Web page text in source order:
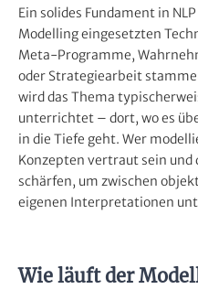
Ein solides Fundament in
Modelling eingesetzten
Meta-Programme,
oder Strategiearbeit
wird das Thema
unterrichtet – dort, wo es
in die Tiefe geht. Wer
Konzepten vertraut sein und
schärfen, um zwischen
eigenen Interpretationen
Wie läuft der